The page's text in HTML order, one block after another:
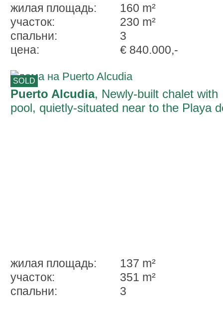
жилая площадь:
160 m²
участок:
230 m²
спальни:
3
ценa:
€ 840.000,-
SOLD
Puerto Alcudia, Newly-built chalet with
pool, quietly-situated near to the Playa
жилая площадь:
137 m²
участок:
351 m²
спальни:
3